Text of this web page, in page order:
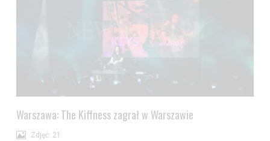
Warszawa: The Kiffness zagrał w Warszawie
Zdjęć: 21